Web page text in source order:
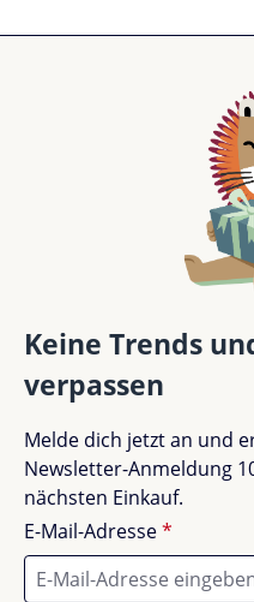
Keine Trends
verpassen
Melde dich jetzt an und
Newsletter-Anmeldung
nächsten Einkauf.
E-Mail-Adresse*